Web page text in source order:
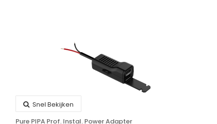
Snel Bekijken
Pure PIPA Prof. Instal. Power Adapter